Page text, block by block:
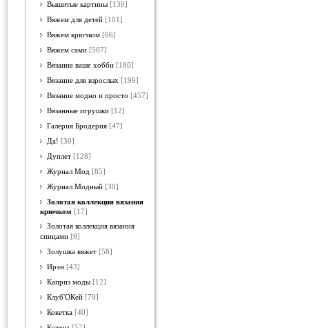
Вышитые картины [130]
Вяжем для детей [101]
Вяжем крючком [66]
Вяжем сами [507]
Вязание ваше хобби [180]
Вязание для взрослых [199]
Вязание модно и просто [457]
Вязанные игрушки [12]
Галерия Бродерия [47]
Да! [30]
Дуплет [128]
Журнал Мод [85]
Журнал Модный [30]
Золотая коллекция вязания
крючком [17]
Золотая коллекция вязания
спицами [9]
Золушка вяжет [58]
Ирэн [43]
Каприз моды [12]
Клуб'ОКей [79]
Кокетка [40]